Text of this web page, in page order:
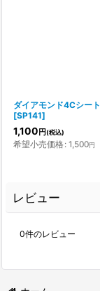
ダイアモンド4Cシート
[SP141]
1,100 円(税込)
希望小売価格: 1,500円
レビュー
0件のレビュー